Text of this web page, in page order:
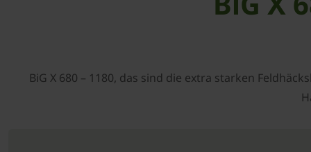
BiG X 680 – 1180, das sind die extra starken